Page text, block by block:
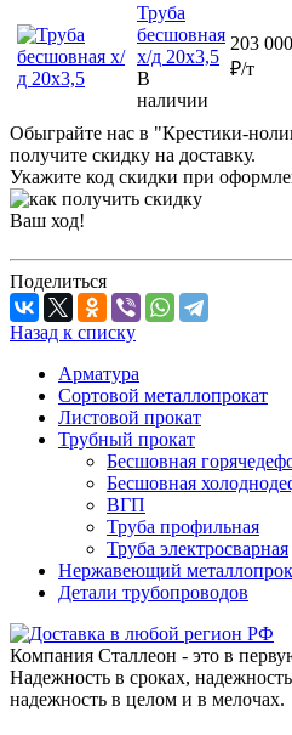
Труба
бесшовная
х/д 20х3,5
В
наличии
203 000
₽/т
Обыграйте нас в "Крестики-
получите скидку на доставку.
Укажите код скидки при
Ваш ход!
Поделиться
Назад к списку
Арматура
Сортовой металлопрокат
Листовой прокат
Трубный прокат
Бесшовная
Бесшовная
ВГП
Труба профильная
Труба электросварная
Нержавеющий
Детали трубопроводов
Компания Сталлеон - это в
Надежность в сроках,
надежность в целом и в мелочах.